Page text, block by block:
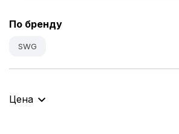
По бренду
SWG
Цена